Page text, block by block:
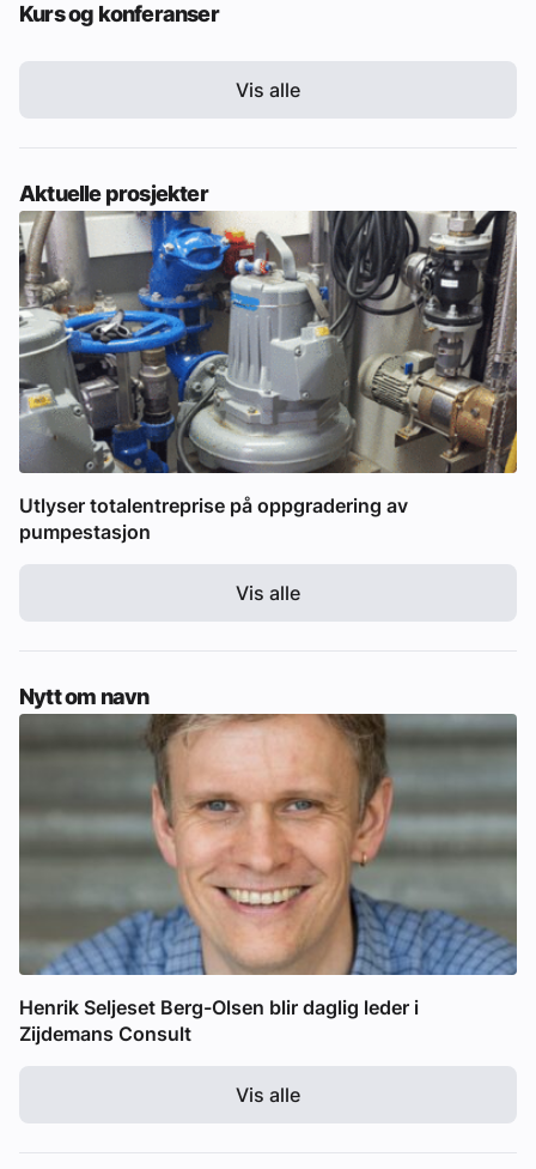
Kurs og konferanser
Vis alle
Aktuelle prosjekter
Utlyser totalentreprise på oppgradering av
pumpestasjon
Vis alle
Nytt om navn
Henrik Seljeset Berg-Olsen blir daglig leder i
Zijdemans Consult
Vis alle